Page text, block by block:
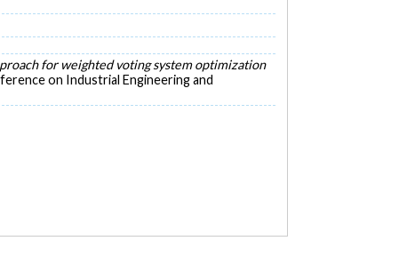
for weighted voting system optimization
on Industrial Engineering and